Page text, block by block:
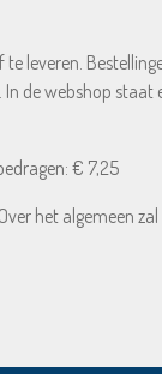
leveren.
de webshop
€ 7,25
het algemeen